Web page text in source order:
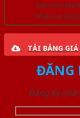
Giảm trực tiếp
Nhiều ưu đãi
TẢI BẢNG GIÁ
ĐĂNG
Đăng ký